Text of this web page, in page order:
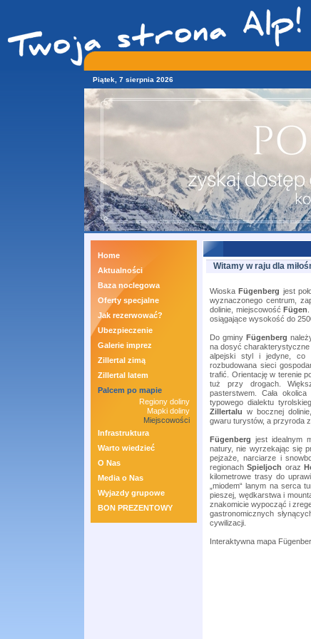
Piątek, 7 sierpnia 2026
Home
Aktualności
Baza noclegowa
Oferty specjalne
Jak rezerwować?
Ubezpieczenie
Galerie imprez
Zillertal zimą
Zillertal latem
Palcem po mapie
Regiony doliny
Mapki doliny
Miejscowości
Infrastruktura
Warto wiedzieć
O Nas
Media o Nas
Wyjazdy grupowe
BON PREZENTOWY
Witamy w raju dla
WioskaFügenberg jest
wyznaczonego centrum,
dolinie, miejscowośćFügen
osiągające wysokość do
Do gminyFügenberg
na dosyć charakterystyczne
alpejski styl i jedyne, co
rozbudowana sieci
trafić. Orientację w terenie
tuż przy drogach.
pasterstwem. Cała
typowego dialektu
Zillertalu w bocznej
gwaru turystów, a przyroda
Fügenberg jest idealnym
natury, nie wyrzekając się
pejzaże, narciarze i
regionachSpieljoch oraz
kilometrowe trasy do
„miodem“ lanym na serca
pieszej, wędkarstwa i
znakomicie wypocząć i
gastronomicznych
cywilizacji.
Interaktywna mapa